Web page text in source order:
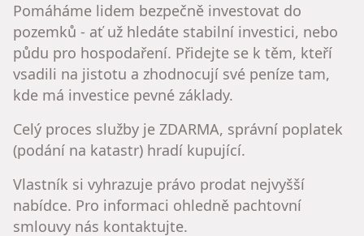
Pomáháme lidem bezpečně investovat do
pozemků - ať už hledáte stabilní investici, nebo
půdu pro hospodaření. Přidejte se k těm, kteří
vsadili na jistotu a zhodnocují své peníze tam,
kde má investice pevné základy.
Celý proces služby je ZDARMA, správní poplatek
(podání na katastr) hradí kupující.
Vlastník si vyhrazuje právo prodat nejvyšší
nabídce. Pro informaci ohledně pachtovní
smlouvy nás kontaktujte.